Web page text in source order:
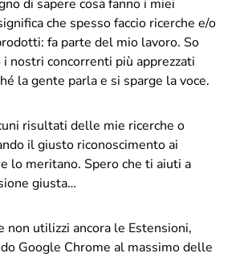
di sapere cosa fanno i miei
che spesso faccio ricerche e/o
fa parte del mio lavoro. So
i nostri concorrenti più apprezzati
la gente parla e si sparge la voce.
risultati delle mie ricerche o
il giusto riconoscimento ai
lo meritano. Spero che ti aiuti a
giusta…
non utilizzi ancora le Estensioni,
Google Chrome al massimo delle